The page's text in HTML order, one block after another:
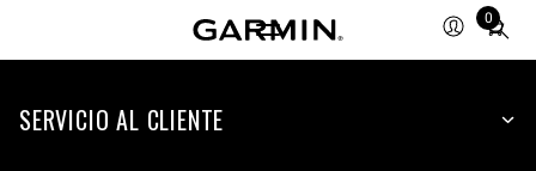
0
Total
items
cart:
SERVICIO AL CLIENTE